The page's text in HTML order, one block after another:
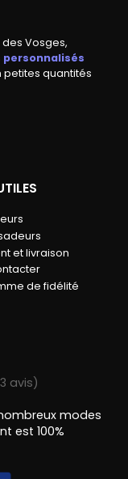
Vosges,
quantités
et livraison
de fidélité
avis)
modes
est 100%